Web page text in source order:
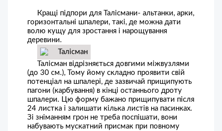
Кращі підпори для Талісмани- альтанки, арки,
горизонтальні шпалери, такі, де можна дати
волю кущу для зростання і нарощування
деревини.
Талісман відрізняється довгими міжвузлями
(до 30 см.), Тому йому складно проявити свій
потенціал на шпалері, де зазвичай прищипують
пагони (карбування) в кінці останнього дроту
шпалери. Цю форму бажано прищипувати після
24 листка і залишати кілька листів на пасинках.
Зі зніманням грон не треба поспішати, вони
набувають мускатний присмак при повному